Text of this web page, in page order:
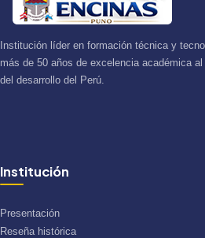
Institución líder en formación técnica y
más de 50 años de excelencia académica
del desarrollo del Perú.
Institución
Presentación
Reseña histórica